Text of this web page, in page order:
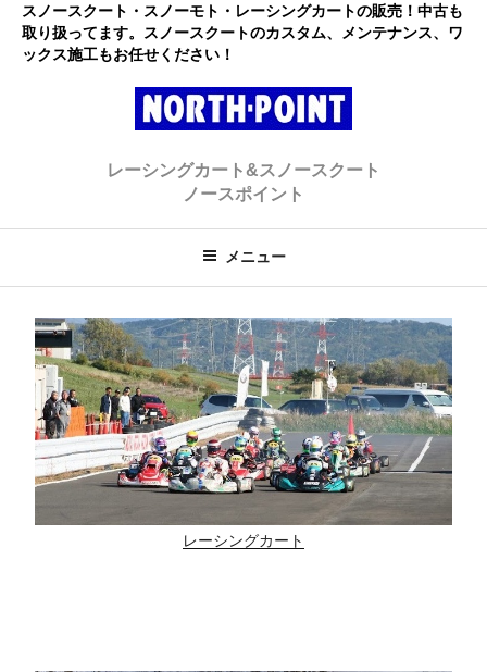
プ
スノースクート・スノーモト・レーシングカートの販売！中古も
取り扱ってます。スノースクートのカスタム、メンテナンス、ワ
ックス施工もお任せください！
ト ノースポイント
レーシングカート&スノースクート
ノースポイント
メニュー
レーシングカート